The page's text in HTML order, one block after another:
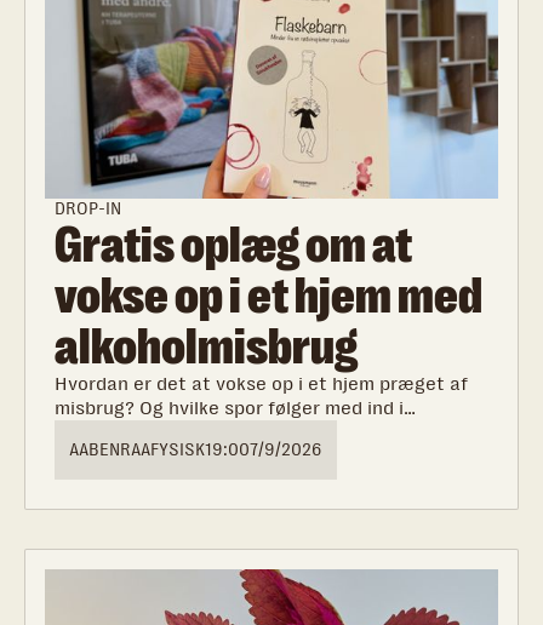
DROP-IN
Gratis oplæg om at
vokse op i et hjem med
alkoholmisbrug
Hvordan er det at vokse op i et hjem præget af
misbrug? Og hvilke spor følger med ind i
tankevækkende oplæg med Katrine Quorning om
stofmisbrug.
AABENRAAFYSISK19:007/9/2026